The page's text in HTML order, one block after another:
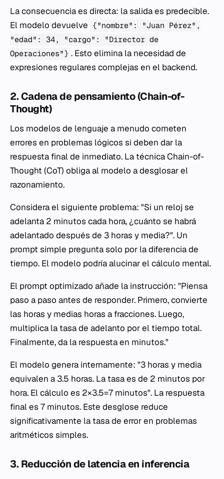
La consecuencia es directa: la salida es predecible.
El modelo devuelve {"nombre": "Juan Pérez",
"edad": 34, "cargo": "Director de
Operaciones"} . Esto elimina la necesidad de
expresiones regulares complejas en el backend.
2. Cadena de pensamiento (Chain-of-
Thought)
Los modelos de lenguaje a menudo cometen
errores en problemas lógicos si deben dar la
respuesta final de inmediato. La técnica Chain-of-
Thought (CoT) obliga al modelo a desglosar el
razonamiento.
Considera el siguiente problema: "Si un reloj se
adelanta 2 minutos cada hora, ¿cuánto se habrá
adelantado después de 3 horas y media?". Un
prompt simple pregunta solo por la diferencia de
tiempo. El modelo podría alucinar el cálculo mental.
El prompt optimizado añade la instrucción: "Piensa
paso a paso antes de responder. Primero, convierte
las horas y medias horas a fracciones. Luego,
multiplica la tasa de adelanto por el tiempo total.
Finalmente, da la respuesta en minutos."
El modelo genera internamente: "3 horas y media
equivalen a 3.5 horas. La tasa es de 2 minutos por
hora. El cálculo es 2×3.5=7 minutos". La respuesta
final es 7 minutos. Este desglose reduce
significativamente la tasa de error en problemas
aritméticos simples.
3. Reducción de latencia en inferencia